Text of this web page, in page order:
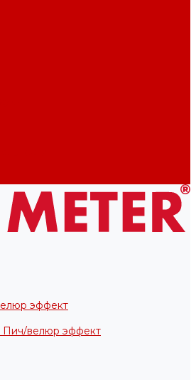
эффект
Пич/велюр эффект